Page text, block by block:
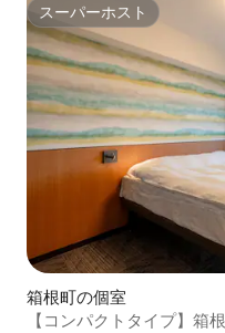
スーパーホスト
スーパーホスト
箱根町の個室
【コンパクトタイプ】箱